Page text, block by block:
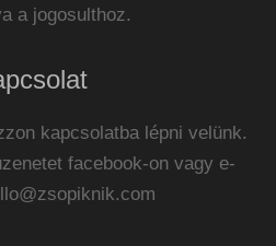
a jogosulthoz.
kapcsolatba lépni velünk.
facebook-on vagy e-